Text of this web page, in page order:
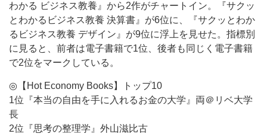
わかる ビジネス教養』から2作がチャートイン。『サクッ
とわかるビジネス教養 決算書』が6位に、『サクッとわか
るビジネス教養 デザイン』が9位に浮上を見せた。指標別
に見ると、前者は電子書籍で1位、後者も同じく電子書籍
で2位をマークしている。
◎【Hot Economy Books】トップ10
1位『本当の自由を手に入れるお金の大学』両＠リベ大学
長
2位『思考の整理学』外山滋比古